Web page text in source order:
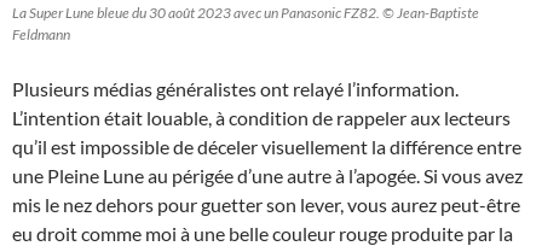
La Super Lune bleue du 30 août 2023 avec un Panasonic FZ82. © Jean-Baptiste
Feldmann
Plusieurs médias généralistes ont relayé l’information.
L’intention était louable, à condition de rappeler aux lecteurs
qu’il est impossible de déceler visuellement la différence entre
une Pleine Lune au périgée d’une autre à l’apogée. Si vous avez
mis le nez dehors pour guetter son lever, vous aurez peut-être
eu droit comme moi à une belle couleur rouge produite par la